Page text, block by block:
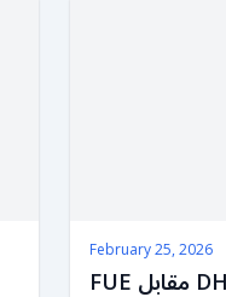
February 25, 2026
FUE مقابل DHI لزراعة الشعر: الفروقات،